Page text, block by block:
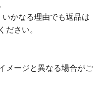
かなる理由でも返品は
ださい。
メージと異なる場合がご